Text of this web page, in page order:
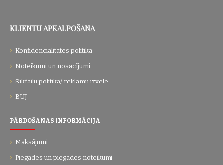
KLIENTU APKALPOŠANA
Konfidencialitātes politika
Noteikumi un nosacījumi
Sīkfailu politika/ reklāmu izvēle
BUJ
PĀRDOŠANAS INFORMĀCIJA
Maksājumi
Piegādes un piegādes noteikumi